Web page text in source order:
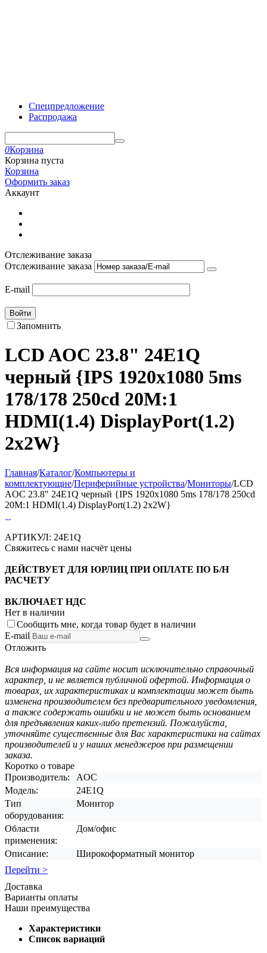
Спецпредложение
Распродажа
0Корзина
Корзина пуста
Корзина
Оформить заказ
Аккаунт
Отслеживание заказа
Отслеживание заказа
E-mail
Войти
Запомнить
LCD AOC 23.8" 24E1Q
черный {IPS 1920x1080 5ms
178/178 250cd 20M:1
HDMI(1.4) DisplayPort(1.2)
2x2W}
Главная/Каталог/Компьютеры и
комплектующие/Периферийные устройства/Мониторы/LCD
AOC 23.8" 24E1Q черный {IPS 1920x1080 5ms 178/178 250cd
20M:1 HDMI(1.4) DisplayPort(1.2) 2x2W}
АРТИКУЛ: 24E1Q
Свяжитесь с нами насчёт цены
ДЕЙСТВУЕТ ДЛЯ ЮРЛИЦ ПРИ ОПЛАТЕ ПО Б/Н
РАСЧЕТУ
ВКЛЮЧАЕТ НДС
Нет в наличии
Сообщить мне, когда товар будет в наличии
E-mail
Отложить
Вся информация на сайте носит исключительно справочный
характер, и не является публичной офертой. Информация о
товарах, их характеристиках и комплектации может быть
изменена производителем без предварительного уведомления,
а также содержать ошибки и не может быть основанием
для предъявления каких-либо претензий. Пожалуйста,
уточняйте существенные для Вас характеристики на сайтах
производителей и у наших менеджеров при размещении
заказа.
Коротко о товаре
Производитель:
AOC
Модель:
24E1Q
Тип
оборудования:
Монитор
Области
применения:
Дом/офис
Описание:
Широкоформатный монитор
Перейти >
Доставка
Варианты оплаты
Наши преимущества
Характеристики
Список вариаций